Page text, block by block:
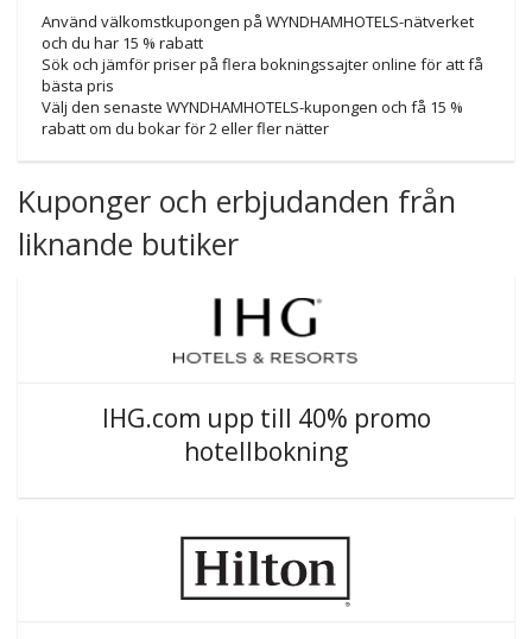
Använd välkomstkupongen på WYNDHAMHOTELS-nätverket
och du har 15 % rabatt
Sök och jämför priser på flera bokningssajter online för att få
bästa pris
Välj den senaste WYNDHAMHOTELS-kupongen och få 15 %
rabatt om du bokar för 2 eller fler nätter
Kuponger och erbjudanden från
liknande butiker
IHG.com upp till 40% promo
hotellbokning